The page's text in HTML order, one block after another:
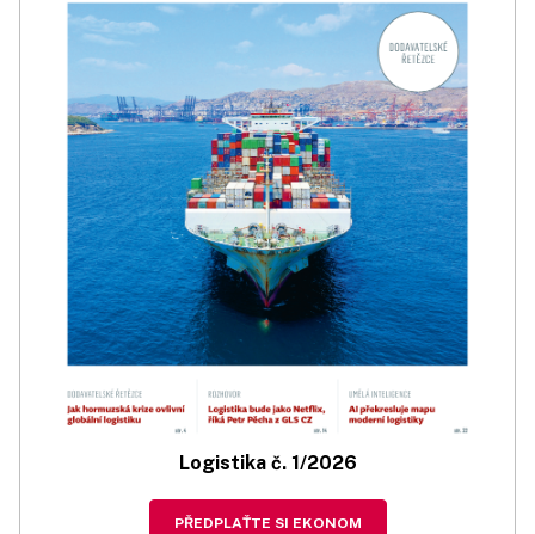
Logistika č. 1/2026
PŘEDPLAŤTE SI EKONOM